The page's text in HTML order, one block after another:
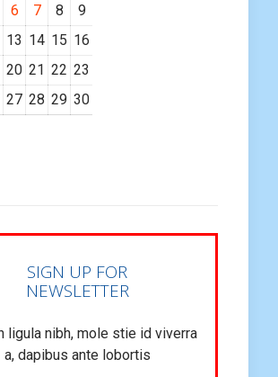
6 7 8
9
13 14 15 16
20 21 22 23
27 28 29 30
SIGN UP FOR
NEWSLETTER
ligula nibh, mole stie id viverra
a, dapibus ante lobortis